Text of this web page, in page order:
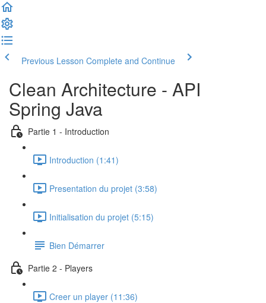
Previous Lesson Complete and Continue
Clean Architecture - API
Spring Java
Partie 1 - Introduction
Introduction (1:41)
Presentation du projet (3:58)
Initialisation du projet (5:15)
Bien Démarrer
Partie 2 - Players
Creer un player (11:36)